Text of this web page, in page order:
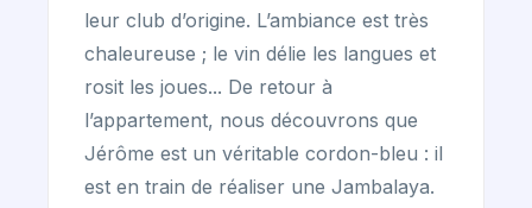
leur club d’origine. L’ambiance est très
chaleureuse ; le vin délie les langues et
rosit les joues... De retour à
l’appartement, nous découvrons que
Jérôme est un véritable cordon-bleu : il
est en train de réaliser une Jambalaya.